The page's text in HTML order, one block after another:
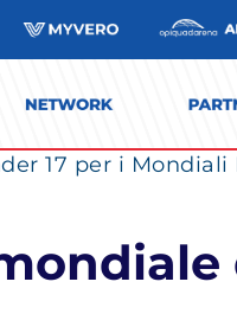
17 per i Mondiali